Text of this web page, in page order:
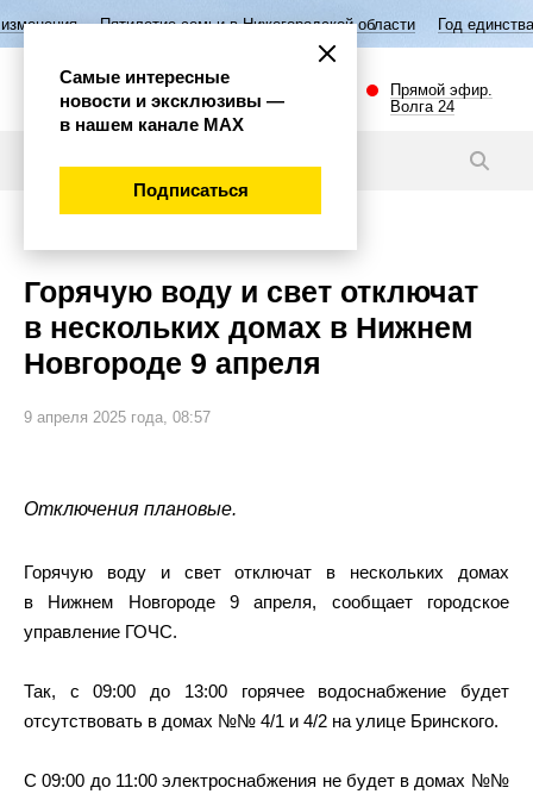
Пятилетие семьи в Нижегородской области Год единства народов
Прямой эфир.
Волга 24
Горячую воду и свет отключат
в нескольких домах в Нижнем
Новгороде 9 апреля
9 апреля 2025 года, 08:57
Отключения плановые.
Горячую воду и свет отключат в нескольких домах
в Нижнем Новгороде 9 апреля, сообщает городское
управление ГОЧС.
Так, с 09:00 до 13:00 горячее водоснабжение будет
отсутствовать в домах №№ 4/1 и 4/2 на улице Бринского.
С 09:00 до 11:00 электроснабжения не будет в домах №№
Самые интересные
новости и эксклюзивы —
в нашем канале МАХ
Подписаться